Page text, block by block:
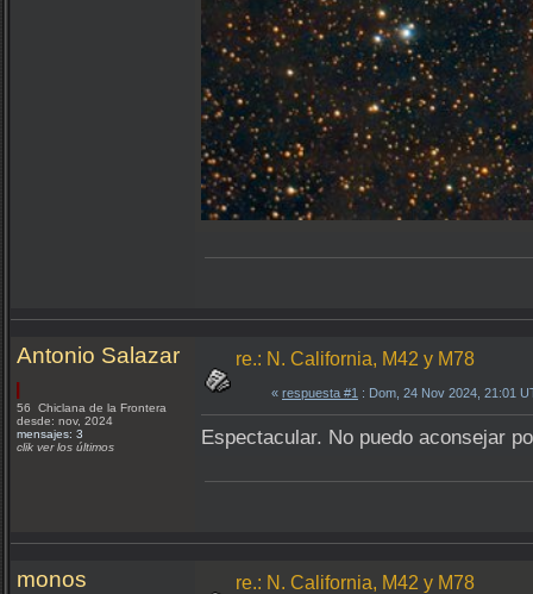
Antonio Salazar
56 Chiclana de la Frontera
desde: nov, 2024
mensajes: 3
clik ver los últimos
re.: N. California, M42 y M78
« respuesta #1 : Dom, 24 Nov 2024, 21:01
Espectacular. No puedo aconsejar
monos re.: N. California, M42 y M78